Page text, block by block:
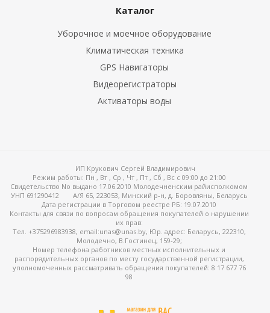
Каталог
Уборочное и моечное оборудование
Климатическая техника
GPS Навигаторы
Видеорегистраторы
Активаторы воды
ИП Крукович Сергей Владимирович
Режим работы: Пн , Вт , Ср , Чт , Пт , Сб , Вс c 09:00 до 21:00
Свидетельство No выдано 17.06.2010 Молодечненским райисполкомом
УНП 691290412
А/Я 65, 223053, Минский р-н, д. Боровляны, Беларусь
Дата регистрации в Торговом реестре РБ: 19.07.2010
Контакты для связи по вопросам обращения покупателей о нарушении
их прав:
Тел. +375296983938, email:unas@unas.by, Юр. адрес: Беларусь, 222310,
Молодечно, В.Гостинец, 159-29;
Номер телефона работников местных исполнительных и
распорядительных органов по месту государственной регистрации,
уполномоченных рассматривать обращения покупателей: 8 17 677 76
98